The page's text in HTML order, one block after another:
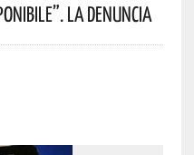
La Denuncia